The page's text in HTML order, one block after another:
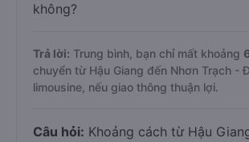
không?
Trả lời: Trung bình, bạn chỉ mất khoảng
chuyển từ Hậu Giang đến Nhơn Trạch -
limousine, nếu giao thông thuận lợi.
Câu hỏi: Khoảng cách từ Hậu